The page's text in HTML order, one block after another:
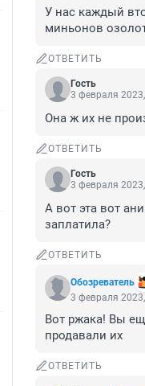
У нас каждый
миньонов
ОТВЕТИТЬ
Гость
3 февраля
Она ж их не
ОТВЕТИТЬ
Гость
3 февраля
А вот эта вот
заплатила?
ОТВЕТИТЬ
Обозреватель
3 февраля
Вот ржака! Вы
продавали их
ОТВЕТИТЬ